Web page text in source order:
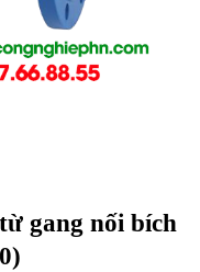
gang nối bích